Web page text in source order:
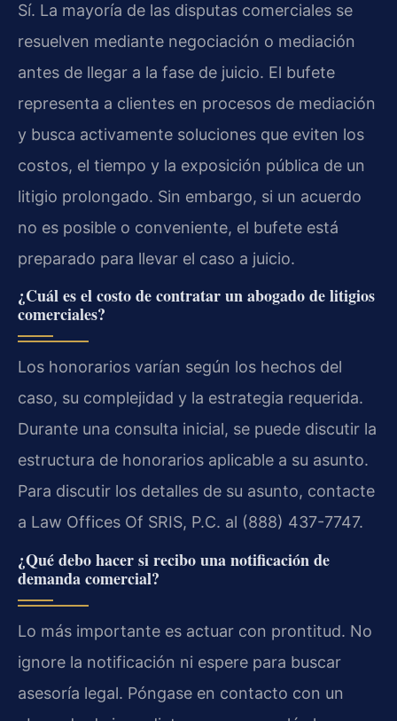
Sí. La mayoría de las disputas comerciales se
resuelven mediante negociación o mediación
antes de llegar a la fase de juicio. El bufete
representa a clientes en procesos de mediación
y busca activamente soluciones que eviten los
costos, el tiempo y la exposición pública de un
litigio prolongado. Sin embargo, si un acuerdo
no es posible o conveniente, el bufete está
preparado para llevar el caso a juicio.
¿Cuál es el costo de contratar un abogado de litigios
comerciales?
Los honorarios varían según los hechos del
caso, su complejidad y la estrategia requerida.
Durante una consulta inicial, se puede discutir la
estructura de honorarios aplicable a su asunto.
Para discutir los detalles de su asunto, contacte
a Law Offices Of SRIS, P.C. al (888) 437-7747.
¿Qué debo hacer si recibo una notificación de
demanda comercial?
Lo más importante es actuar con prontitud. No
ignore la notificación ni espere para buscar
asesoría legal. Póngase en contacto con un